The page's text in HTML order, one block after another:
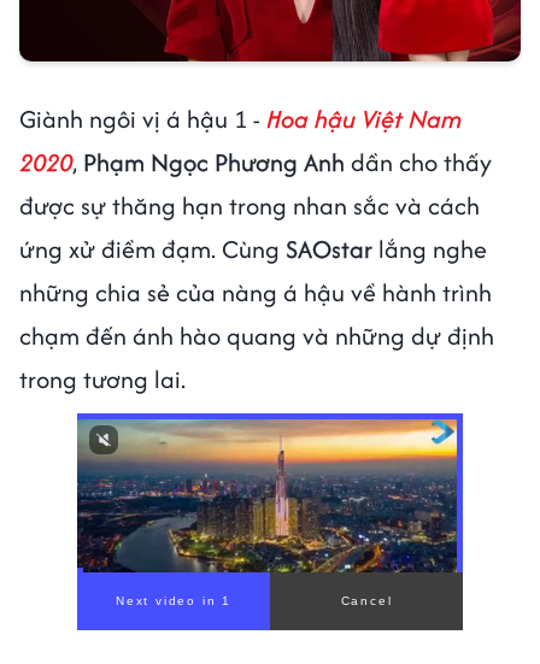
Giành ngôi vị á hậu 1 - Hoa hậu Việt Nam
2020, Phạm Ngọc Phương Anh dần cho thấy
được sự thăng hạn trong nhan sắc và cách
ứng xử điềm đạm. Cùng SAOstar lắng nghe
những chia sẻ của nàng á hậu về hành trình
chạm đến ánh hào quang và những dự định
trong tương lai.
00:00/ 00:56